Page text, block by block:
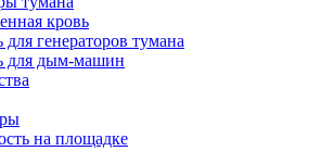
кровь
генераторов тумана
для дым-машин
на площадке